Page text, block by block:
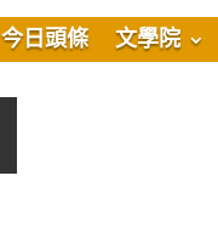
今日頭條 文學院